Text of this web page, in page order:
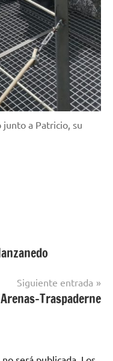
junto a Patricio, su
Siguiente entrada
Traspaderne